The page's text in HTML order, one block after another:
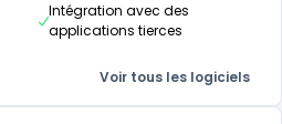
Intégration avec des
applications tierces
Voir tous les logiciels